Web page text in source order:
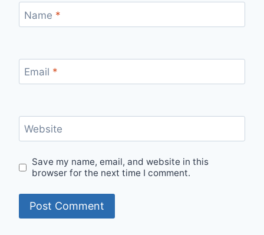
Name *
Email *
Website
Save my name, email, and website in this
browser for the next time I comment.